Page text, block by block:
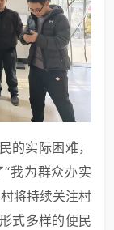
的实际困难，
我为群众办实
将持续关注村
式多样的便民